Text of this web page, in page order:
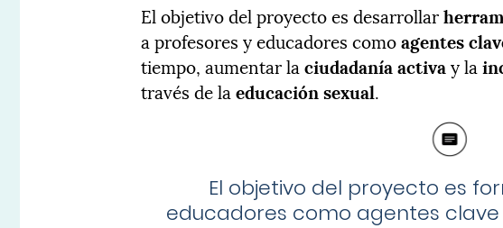
El objetivo del proyecto es desarrollar
a profesores y educadores comoagentes
tiempo, aumentar laciudadanía activa y la
través de laeducación sexual.
El objetivo del proyecto es
educadores como agentes